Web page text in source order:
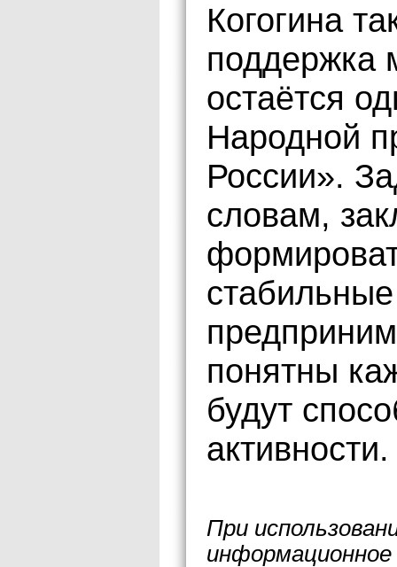
Когогина
поддержка
остаётся
Народной
России».
словам,
понятны
будут
активности.
При